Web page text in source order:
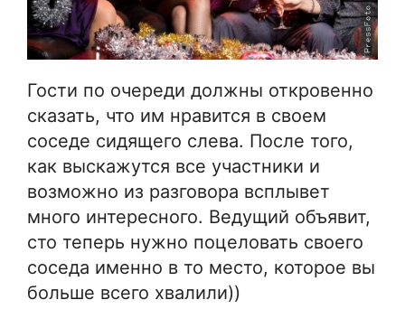
Гости по очереди должны откровенно
сказать, что им нравится в своем
соседе сидящего слева. После того,
как выскажутся все участники и
возможно из разговора всплывет
много интересного. Ведущий объявит,
сто теперь нужно поцеловать своего
соседа именно в то место, которое вы
больше всего хвалили))